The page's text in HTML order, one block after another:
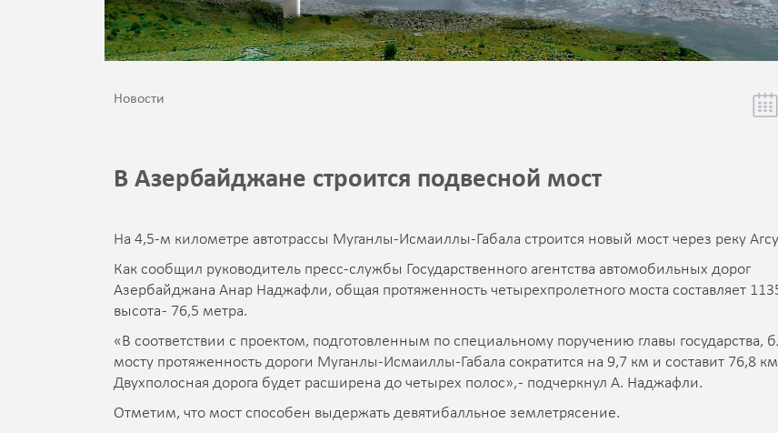
Новости
В Азербайджане строится подвесной мост
На 4,5-м километре автотрассы Муганлы-Исмаиллы-Габала строится новый мост через реку
Как сообщил руководитель пресс-службы Государственного агентства автомобильных дорог
Азербайджана Анар Наджафли, общая протяженность четырехпролетного моста составляет
высота - 76,5 метра.
«В соответствии с проектом, подготовленным по специальному поручению главы государства,
мосту протяженность дороги Муганлы-Исмаиллы-Габала сократится на 9,7 км и составит 76,8
Двухполосная дорога будет расширена до четырех полос», - подчеркнул А. Наджафли.
Отметим, что мост способен выдержать девятибалльное землетрясение.